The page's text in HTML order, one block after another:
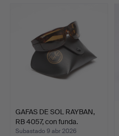
GAFAS DE SOL RAYBAN,
RB 4057, con funda.
Subastado 9 abr 2026